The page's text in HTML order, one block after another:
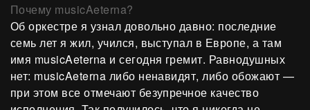
Почему musicAeterna?
Об оркестре я узнал довольно давно: последние
семь лет я жил, учился, выступал в Европе, а там
имя musicAeterna и сегодня гремит. Равнодушных
нет: musicAeterna либо ненавидят, либо обожают —
при этом все отмечают безупречное качество